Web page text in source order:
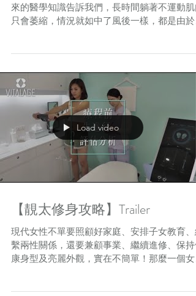
來的醫學知識告訴我們，長時間躺著不運動肌
只會萎縮，情況就如中了風後一樣，都是由於
縮...
Load video
【靚太修身攻略】Trailer
現代女性不單要照顧好家庭、安排子女教育、
繫兩性關係，還要兼顧事業、繼續進修、保持
康身型及亮麗外觀，實在不簡單！那麼一個女